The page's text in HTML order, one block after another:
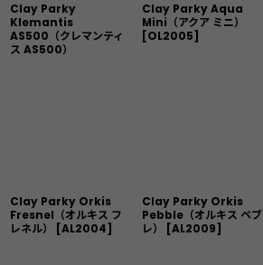
Clay Parky
Klemantis
AS500（クレマンティ
ス AS500）
Clay Parky Aqua
Mini（アクア ミニ）
[OL2005]
Clay Parky Orkis
Fresnel（オルキス フ
レネル）
[AL2004]
Clay Parky Orkis
Pebble（オルキス ペブ
レ）
[AL2009]